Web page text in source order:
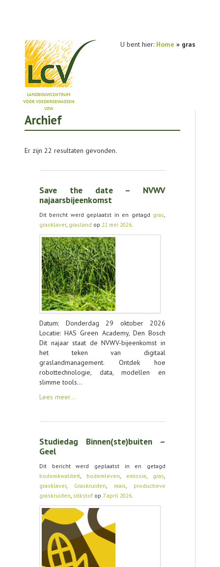
U bent hier: Home » gras
NIEUWS
AGENDA
OVER LCV
CONTACT
Archief
Er zijn 22 resultaten gevonden.
Save the date – NVWV
najaarsbijeenkomst
Dit bericht werd geplaatst in en getagd gras,
grasklaver, grasland op 22 mei 2026.
Datum: Donderdag 29 oktober 2026
Locatie: HAS Green Academy, Den Bosch
Dit najaar staat de NVWV-bijeenkomst in
het teken van digitaal
graslandmanagement. Ontdek hoe
robottechnologie, data, modellen en
slimme tools…
Lees meer…
Studiedag Binnen(ste)buiten –
Geel
Dit bericht werd geplaatst in en getagd
bodemkwaliteit, bodemleven, emissie, gras,
grasklaver, Graskruiden, mais, productieve
graskruiden, stikstof op 7 april 2026.